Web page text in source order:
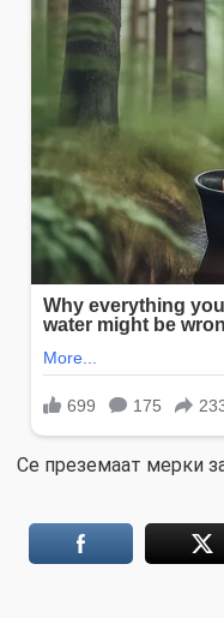
Се преземаат мерки